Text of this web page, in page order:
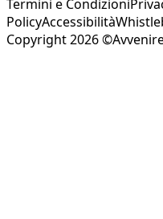
Termini e Condizioni
PolicyAccessibilità
Copyright 2026